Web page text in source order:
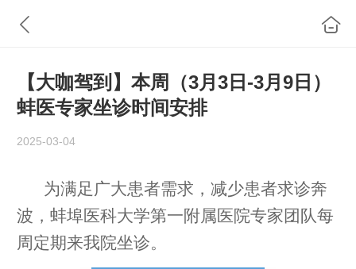
【大咖驾到】本周（3月3日-3月9日）
蚌医专家坐诊时间安排
2025-03-04
为满足广大患者需求，减少患者求诊奔
波，蚌埠医科大学第一附属医院专家团队每
周定期来我院坐诊。